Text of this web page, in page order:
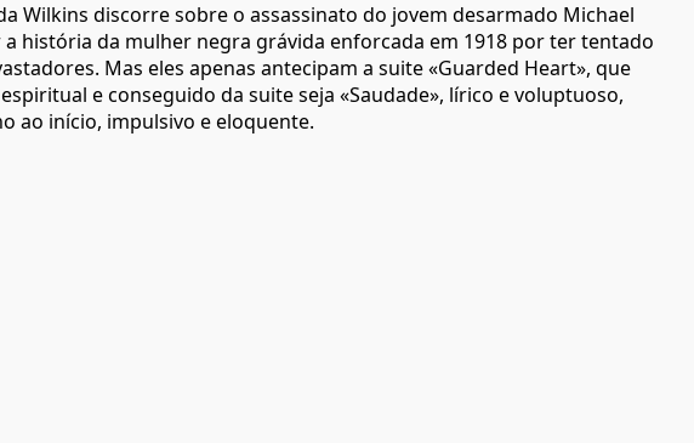
Wilkins discorre sobre o assassinato do jovem desarmado Michael
história da mulher negra grávida enforcada em 1918 por ter tentado
Mas eles apenas antecipam a suite «Guarded Heart», que
e conseguido da suite seja «Saudade», lírico e voluptuoso,
ao início, impulsivo e eloquente.